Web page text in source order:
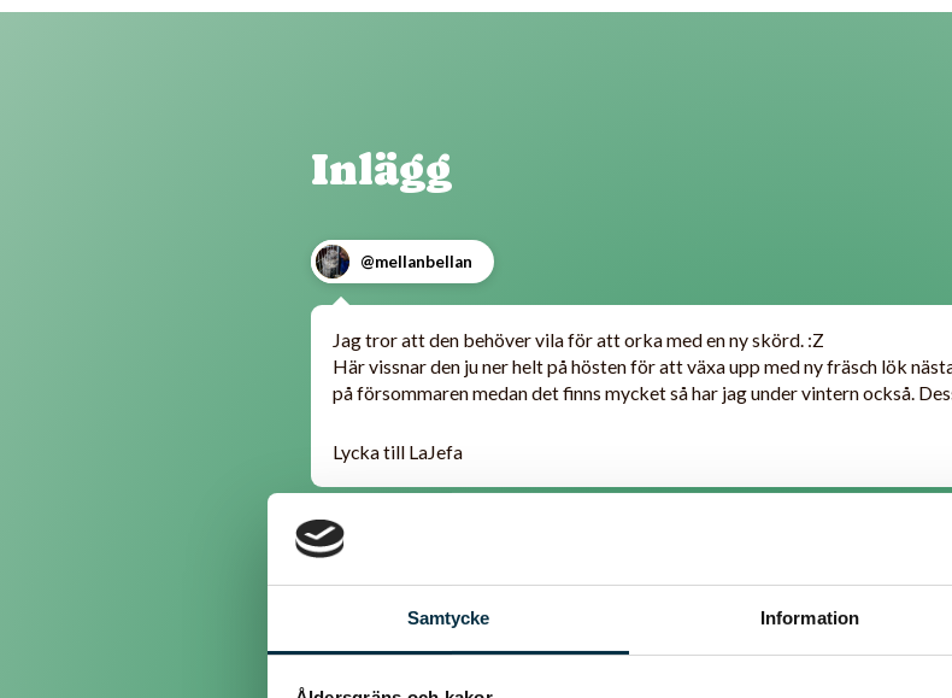
Samtycke Information
Inlägg
@mellanbellan
Jag tror att den behöver vila för att orka med en ny skörd. :Z
Här vissnar den ju ner helt på hösten för att växa upp med ny fräsch lök
på försommaren medan det finns mycket så har jag under vintern också.
Lycka till LaJefa
Gräslök är ju som ett ogräs ungefär....här hos mig i Norrland kommer den
trädgårdsland...men jag bara kör över den med gräsklipparn och insuper